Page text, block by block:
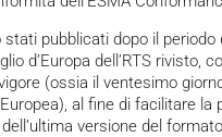
pubblicati dopo il
d’Europa dell’RTS rivisto,
(ossia il ventesimo
al fine di facilitare
versione del